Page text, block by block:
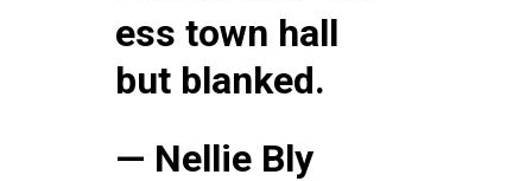
3 February 2026
ess town hall
but blanked.
— Nellie Bly